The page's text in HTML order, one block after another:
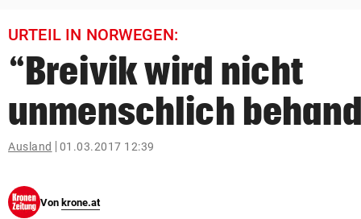
bookmark
search
Suchbegriff
© Krone Multimedia GmbH & Co KG 2026
URTEIL IN NORWEGEN:
“Breivik wird nicht
unmenschlich
Ausland 01.03.2017 12:39
Von krone.at